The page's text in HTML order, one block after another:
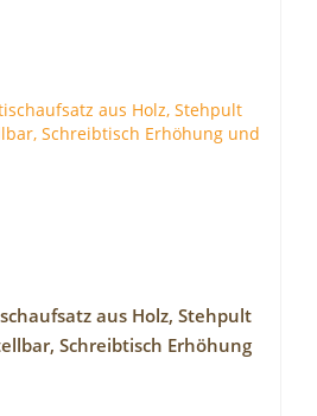
aus Holz, Stehpult
Schreibtisch Erhöhung